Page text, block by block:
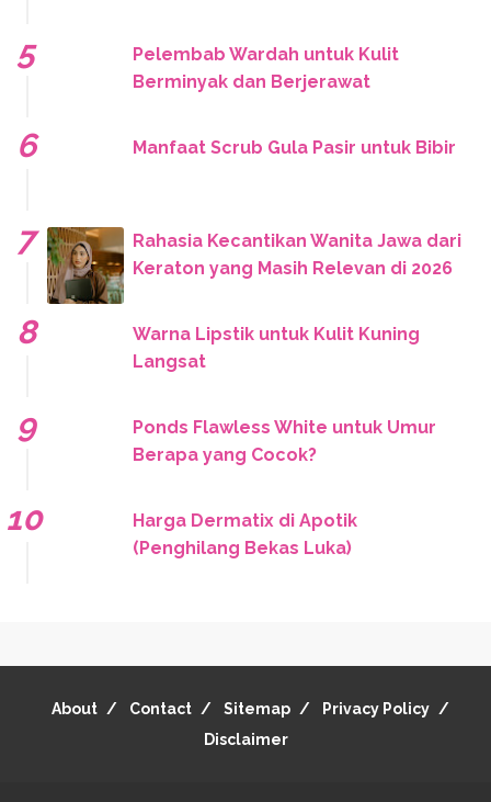
Pelembab Wardah untuk Kulit
Berminyak dan Berjerawat
Manfaat Scrub Gula Pasir untuk Bibir
Rahasia Kecantikan Wanita Jawa dari
Keraton yang Masih Relevan di 2026
Warna Lipstik untuk Kulit Kuning
Langsat
Ponds Flawless White untuk Umur
Berapa yang Cocok?
Harga Dermatix di Apotik
(Penghilang Bekas Luka)
About Contact Sitemap
Privacy Policy
Disclaimer